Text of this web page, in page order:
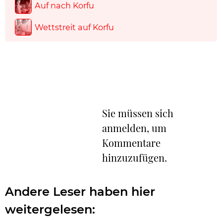
Auf nach Korfu
Wettstreit auf Korfu
Sie müssen sich
anmelden, um
Kommentare
hinzuzufügen.
Andere Leser haben hier
weitergelesen: